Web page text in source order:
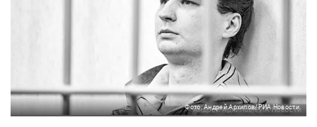
Фото: Андрей Архипов/РИА Новости